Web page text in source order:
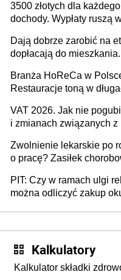
ma odwrócić trend
Polsce
3500 złotych dla
dochody. Wypłaty ruszą
Dają dobrze zarobić na
dopłacają do
Branża HoReCa w
Restauracje toną w
VAT 2026. Jak nie
i zmianach związanych z
Zwolnienie lekarskie po
o pracę? Zasiłek
dni od ustania stosunku
PIT: Czy w ramach ulgi
można odliczyć zakup
Kalkulatory
Kalkulator składki